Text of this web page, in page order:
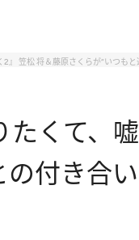
2』 笠松 将＆藤原さくらが“いつも
たくて、
の付き合